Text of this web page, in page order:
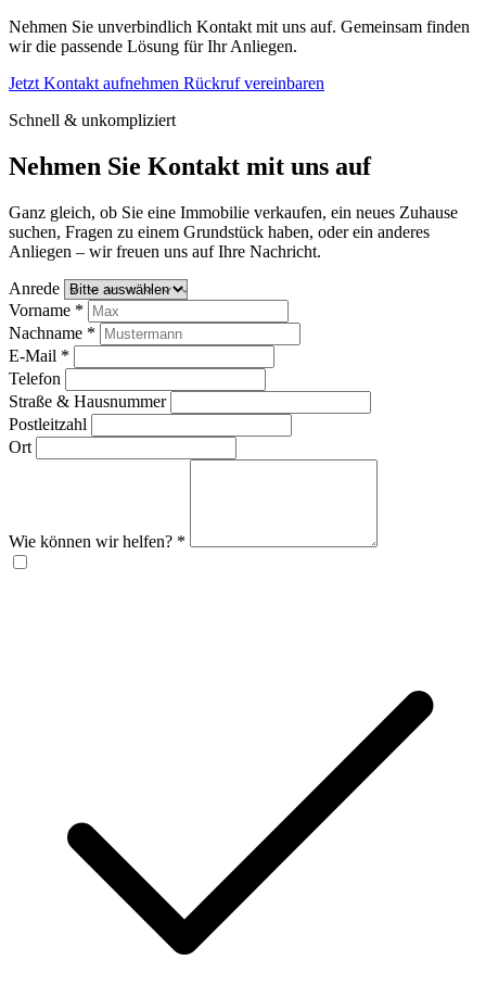
Nehmen Sie unverbindlich Kontakt mit uns auf. Gemeinsam finden
wir die passende Lösung für Ihr Anliegen.
Jetzt Kontakt aufnehmen Rückruf vereinbaren
Schnell & unkompliziert
Nehmen Sie Kontakt mit uns auf
Ganz gleich, ob Sie eine Immobilie verkaufen, ein neues Zuhause
suchen, Fragen zu einem Grundstück haben, oder ein anderes
Anliegen – wir freuen uns auf Ihre Nachricht.
Anrede
Vorname *
Nachname *
E-Mail *
Telefon
Straße & Hausnummer
Postleitzahl
Ort
Wie können wir helfen? *